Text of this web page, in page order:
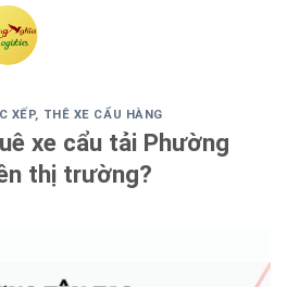
XẾP, THÊ XE CẨU HÀNG
xe cẩu tải Phường
thị trường?